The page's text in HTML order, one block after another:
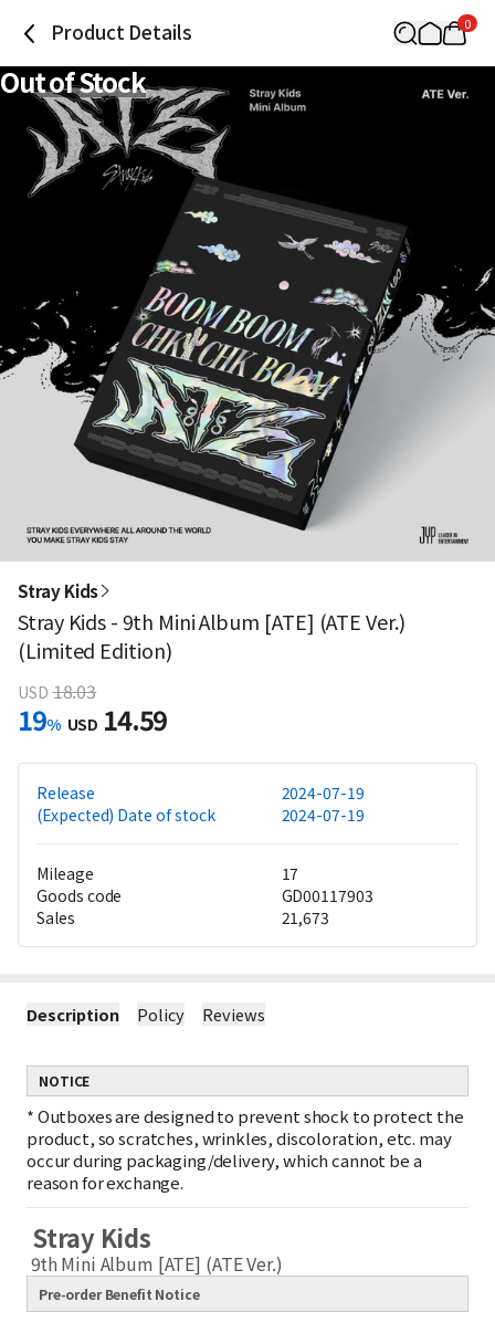
Product Details 0
Out of Stock
Stray Kids
Stray Kids - 9th Mini Album [ATE] (ATE Ver.)
(Limited Edition)
USD 18.03
19% USD 14.59
Release
2024-07-19
(Expected) Date of stock
2024-07-19
Mileage
17
Goods code
GD00117903
Sales
21,673
Description Policy Reviews
NOTICE
*Outboxes are designed to prevent shock to protect the
product, so scratches, wrinkles, discoloration, etc. may
occur during packaging/delivery, which cannot be a
reason for exchange.
Stray Kids
9th Mini Album [ATE] (ATE Ver.)
Pre-order Benefit Notice